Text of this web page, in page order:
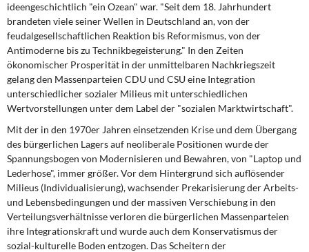
ideengeschichtlich "ein Ozean" war. "Seit dem 18. Jahrhundert
brandeten viele seiner Wellen in Deutschland an, von der
feudalgesellschaftlichen Reaktion bis Reformismus, von der
Antimoderne bis zu Technikbegeisterung." In den Zeiten
ökonomischer Prosperität in der unmittelbaren Nachkriegszeit
gelang den Massenparteien CDU und CSU eine Integration
unterschiedlicher sozialer Milieus mit unterschiedlichen
Wertvorstellungen unter dem Label der "sozialen Marktwirtschaft".
Mit der in den 1970er Jahren einsetzenden Krise und dem Übergang
des bürgerlichen Lagers auf neoliberale Positionen wurde der
Spannungsbogen von Modernisieren und Bewahren, von "Laptop und
Lederhose", immer größer. Vor dem Hintergrund sich auflösender
Milieus (Individualisierung), wachsender Prekarisierung der Arbeits-
und Lebensbedingungen und der massiven Verschiebung in den
Verteilungsverhältnisse verloren die bürgerlichen Massenparteien
ihre Integrationskraft und wurde auch dem Konservatismus der
sozial-kulturelle Boden entzogen. Das Scheitern der